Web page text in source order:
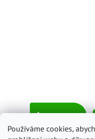
Používáme cookies,